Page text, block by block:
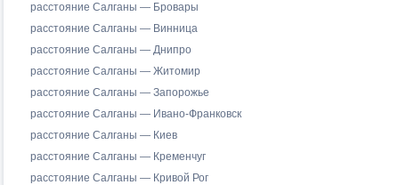
расстояние Салганы — Бровары
расстояние Салганы — Винница
расстояние Салганы — Днипро
расстояние Салганы — Житомир
расстояние Салганы — Запорожье
расстояние Салганы — Ивано-Франковск
расстояние Салганы — Киев
расстояние Салганы — Кременчуг
расстояние Салганы — Кривой Рог